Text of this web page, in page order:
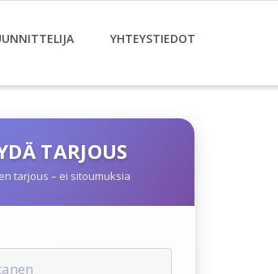
YHTEYSTIEDOT
TARJOUS
tarjous – ei sitoumuksia